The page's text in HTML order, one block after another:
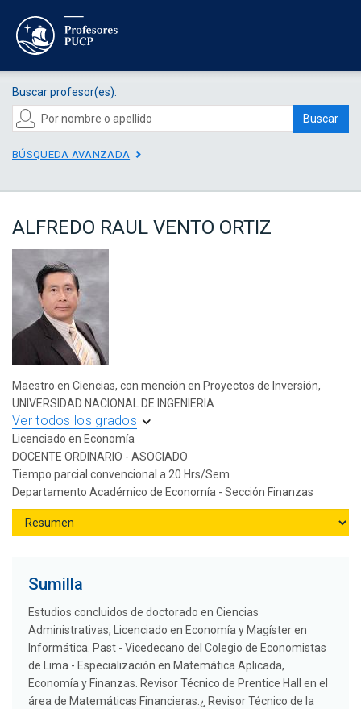
Buscar profesor(es):
Buscar
BÚSQUEDA AVANZADA
ALFREDO RAUL VENTO ORTIZ
Maestro en Ciencias, con mención en Proyectos de Inversión,
UNIVERSIDAD NACIONAL DE INGENIERIA
Ver todos los grados
Licenciado en Economía
DOCENTE ORDINARIO - ASOCIADO
Tiempo parcial convencional a 20 Hrs/Sem
Departamento Académico de Economía - Sección Finanzas
Sumilla
Estudios concluidos de doctorado en Ciencias
Administrativas, Licenciado en Economía y Magíster en
Informática. Past - Vicedecano del Colegio de Economistas
de Lima - Especialización en Matemática Aplicada,
Economía y Finanzas. Revisor Técnico de Prentice Hall en el
área de Matemáticas Financieras.¿ Revisor Técnico de la